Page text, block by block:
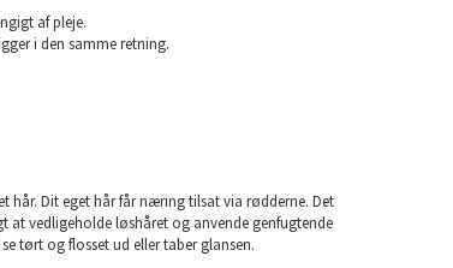
af pleje.
i den samme retning.
hår. Dit eget hår får næring tilsat via rødderne. Det
at vedligeholde løshåret og anvende genfugtende
tørt og flosset ud eller taber glansen.